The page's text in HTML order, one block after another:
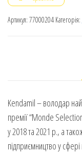
Артикул: 77000204 Категорія:
Kendamil – володар
премії “Monde
у 2018 та 2021 р., а
підприємництво у